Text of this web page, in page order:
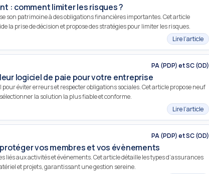
: comment limiter les risques ?
son patrimoine à des obligations financières importantes. Cet article
la prise de décision et propose des stratégies pour limiter les risques.
Lire l’article
PA (PDP) et SC (OD)
logiciel de paie pour votre entreprise
éviter erreurs et respecter obligations sociales. Cet article propose neuf
la solution la plus fiable et conforme.
Lire l’article
PA (PDP) et SC (OD)
vos membres et vos évènements
liés aux activités et événements. Cet article détaille les types d’assurances
et projets, garantissant une gestion sereine.